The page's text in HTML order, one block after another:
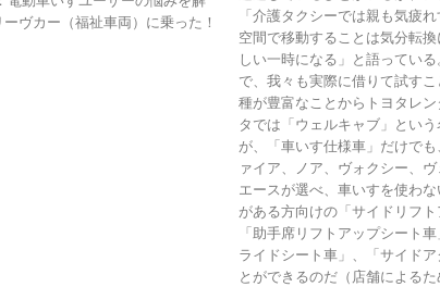
ヴカー（福祉車両）に乗った！
「介護タクシーでは親も気疲
空間で移動することは気分転
しい一時になる」と語ってい
で、我々も実際に借りて試す
種が豊富なことからトヨタレ
タでは「ウェルキャブ」とい
が、「車いす仕様車」だけで
ァイア、ノア、ヴォクシー、
エースが選べ、車いすを使わ
がある方向けの「サイドリフト
「助手席リフトアップシート
ライドシート車」、「サイド
とができるのだ（店舗による